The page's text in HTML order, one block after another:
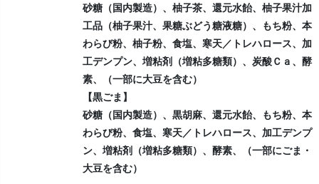
砂糖（国内製造）、柚子茶、還元水飴、柚子果汁加
工品（柚子果汁、果糖ぶどう糖液糖）、もち粉、本
わらび粉、柚子粉、食塩、寒天／トレハロース、加
工デンプン、増粘剤（増粘多糖類）、炭酸Ｃａ、酵
素、（一部に大豆を含む）
【黒ごま】
砂糖（国内製造）、黒胡麻、還元水飴、もち粉、本
わらび粉、食塩、寒天／トレハロース、加工デンプ
ン、増粘剤（増粘多糖類）、酵素、（一部にごま・
大豆を含む）